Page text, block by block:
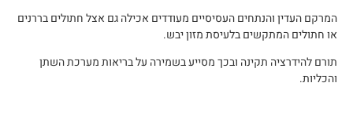
המרקם העדין והנתחים העסיסיים מעודדים אכילה גם אצל חתולים בררנים
או חתולים המתקשים בלעיסת מזון יבש.
תורם להידרציה תקינה ובכך מסייע בשמירה על בריאות מערכת השתן
והכליות.